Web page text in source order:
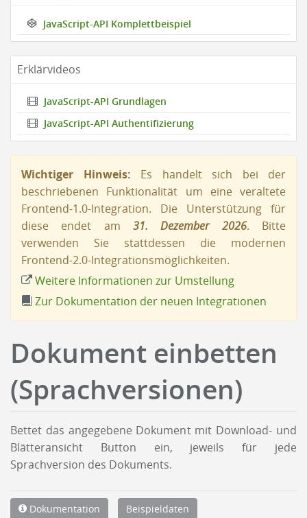
JavaScript-API Komplettbeispiel
Erklärvideos
JavaScript-API Grundlagen
JavaScript-API Authentifizierung
Wichtiger Hinweis: Es handelt sich bei der
beschriebenen Funktionalität um eine veraltete
Frontend-1.0-Integration. Die Unterstützung für
diese endet am 31. Dezember 2026. Bitte
verwenden Sie stattdessen die modernen
Frontend-2.0-Integrationsmöglichkeiten.
Weitere Informationen zur Umstellung
Zur Dokumentation der neuen Integrationen
Dokument einbetten
(Sprachversionen)
Bettet das angegebene Dokument mit Download- und
Blätteransicht Button ein, jeweils für jede
Sprachversion des Dokuments.
Dokumentation Beispieldaten